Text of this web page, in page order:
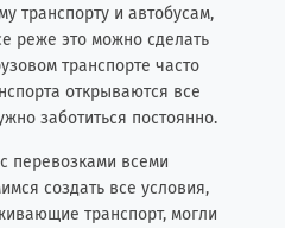
транспорту и автобусам,
реже это можно сделать
транспорте часто
открываются все
заботиться постоянно.
перевозками всеми
создать все условия,
транспорт, могли